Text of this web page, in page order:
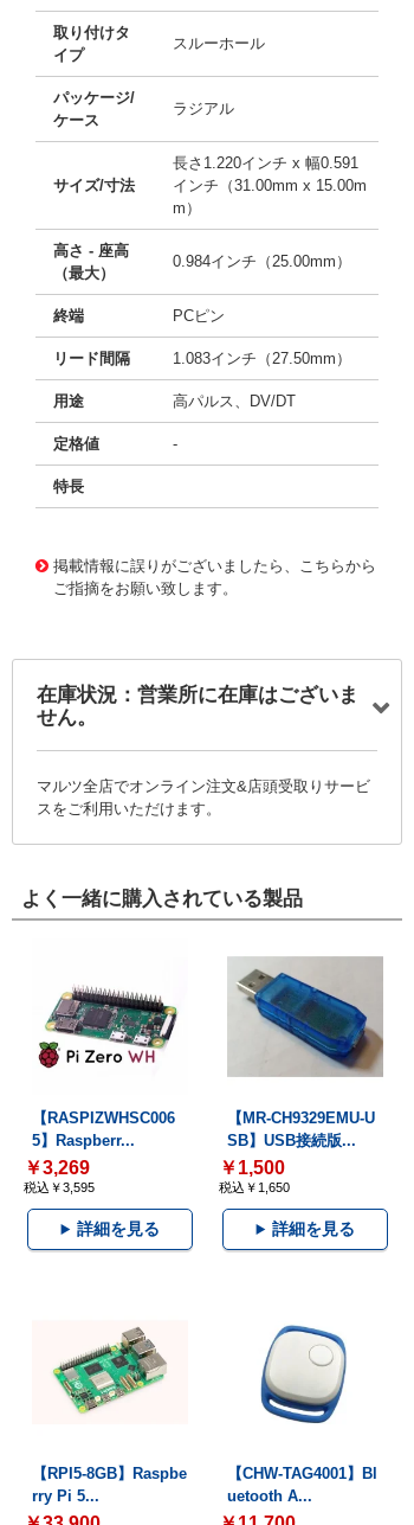
取り付けタ
イプ
スルーホール
パッケージ/
ケース
ラジアル
サイズ/寸法
長さ1.220インチ x 幅0.591
インチ（31.00mm x 15.00m
m）
高さ - 座高
（最大）
0.984インチ（25.00mm）
終端 PCピン
リード間隔 1.083インチ（27.50mm）
用途 高パルス、DV/DT
定格値 -
特長
掲載情報に誤りがございましたら、こちらから
ご指摘をお願い致します。
在庫状況：営業所に在庫はございま
せん。
マルツ全店でオンライン注文&店頭受取りサービ
スをご利用いただけます。
よく一緒に購入されている製品
【RASPIZWHSC006
5】Raspberr...
￥3,269
税込￥3,595
詳細を見る
【MR-CH9329EMU-U
SB】USB接続版...
￥1,500
税込￥1,650
詳細を見る
【RPI5-8GB】Raspbe
rry Pi 5...
【CHW-TAG4001】Bl
uetooth A...